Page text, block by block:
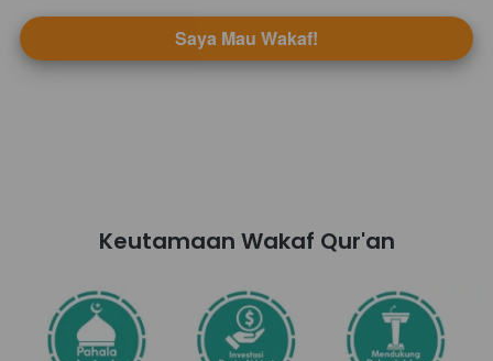
`
Saya Mau Wakaf!
Keutamaan Wakaf Qur'an